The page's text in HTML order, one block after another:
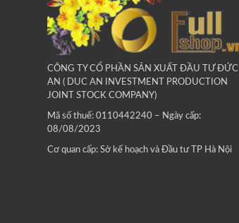
CÔNG TY CỔ PHẦN SẢN XUẤT ĐẦU TƯ ĐỨC
AN ( DUC AN INVESTMENT PRODUCTION
JOINT STOCK COMPANY)
Mã số thuế: 0110442240 – Ngày cấp:
08/08/2023
Cơ quan cấp: Sở kế hoạch và Đầu tư TP Hà Nội